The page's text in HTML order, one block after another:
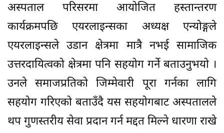
अस्पताल परिसरमा आयोजित हस्तान्तरण
कार्यक्रमपछि एयरलाइन्सका अध्यक्ष एन्योङ्गले
एयरलाइन्सले उडान क्षेत्रमा मात्रै नभई सामाजिक
उत्तरदायित्वको क्षेत्रमा पनि सहयोग गर्ने बताउनुभयो ।
उनले समाजप्रतिको जिम्मेवारी पूरा गर्नका लागि
सहयोग गरिएको बताउँदै यस सहयोगबाट अस्पतालले
थप गुणस्तरीय सेवा प्रदान गर्न मद्दत मिल्ने धारणा राखे